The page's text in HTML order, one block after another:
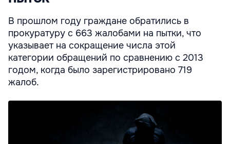
В прошлом году граждане обратились в
прокуратуру с 663 жалобами на пытки, что
указывает на сокращение числа этой
категории обращений по сравнению с 2013
годом, когда было зарегистрировано 719
жалоб.